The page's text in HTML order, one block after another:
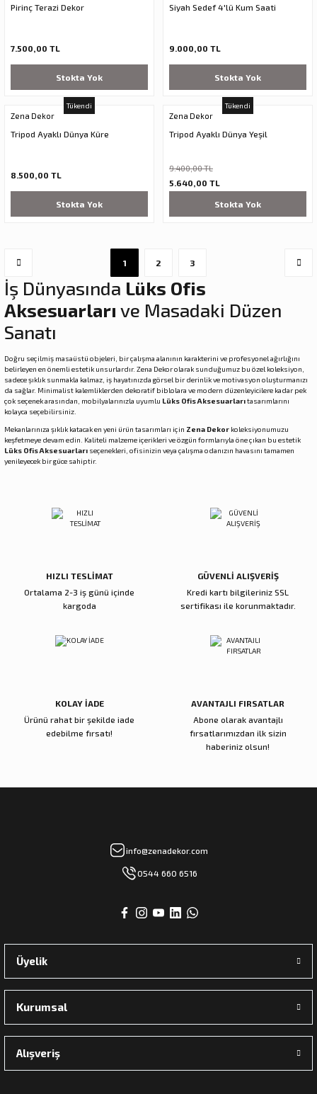
Pirinç Terazi Dekor
7.500,00 TL
Stokta Yok
Siyah Sedef 4'lü Kum Saati
9.000,00 TL
Stokta Yok
Tükendi
Zena Dekor
Tripod Ayaklı Dünya Küre
8.500,00 TL
Stokta Yok
Tükendi
Zena Dekor
Tripod Ayaklı Dünya Yeşil
5.640,00 TL
9.400,00 TL
Stokta Yok
1 2 3
İş Dünyasında Lüks Ofis
Aksesuarları ve Masadaki Düzen
Sanatı
Doğru seçilmiş masaüstü objeleri, bir çalışma alanının karakterini ve profesyonel ağırlığını
belirleyen en önemli estetik unsurlardır. Zena Dekor olarak sunduğumuz bu özel koleksiyon,
sadece şıklık sunmakla kalmaz, iş hayatınızda görsel bir derinlik ve motivasyon oluşturmanızı
da sağlar. Minimalist kalemliklerden dekoratif biblolara ve modern düzenleyicilere kadar pek
çok seçenek arasından, mobilyalarınızla uyumlu Lüks Ofis Aksesuarlarıtasarımlarını
kolayca seçebilirsiniz.
Mekanlarınıza şıklık katacak en yeni ürün tasarımları için Zena Dekor koleksiyonumuzu
keşfetmeye devam edin. Kaliteli malzeme içerikleri ve özgün formlarıyla öne çıkan bu estetik
Lüks Ofis Aksesuarları seçenekleri, ofisinizin veya çalışma odanızın havasını tamamen
yenileyecek bir güce sahiptir.
HIZLI TESLİMAT
Ortalama 2-3 iş günü içinde
kargoda
GÜVENLİ ALIŞVERİŞ
Kredi kartı bilgileriniz SSL
sertifikası ile korunmaktadır.
KOLAY İADE
Ürünü rahat bir şekilde iade
edebilme fırsatı!
AVANTAJLI FIRSATLAR
Abone olarak avantajlı
fırsatlarımızdan ilk sizin
haberiniz olsun!
info@zenadekor.com
0544 660 6516
Üyelik
Kurumsal
Alışveriş